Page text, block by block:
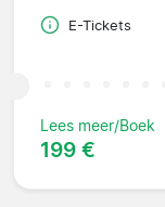
E-Tickets
Lees meer/Boek
199 €